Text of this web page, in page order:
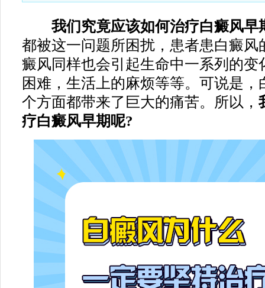
我们究竟应该如何治疗白癜风早
都被这一问题所困扰，患者患白癜风
癜风同样也会引起生命中一系列的变
困难，生活上的麻烦等等。可说是
个方面都带来了巨大的痛苦。所以，
疗白癜风早期呢?